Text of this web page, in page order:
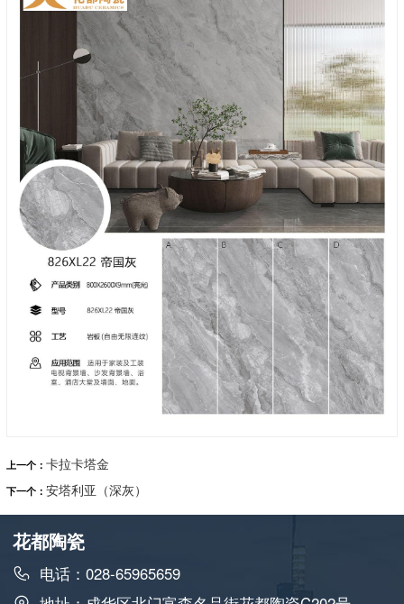
上一个： 卡拉卡塔金
下一个： 安塔利亚（深灰）
花都陶瓷
电话：028-65965659